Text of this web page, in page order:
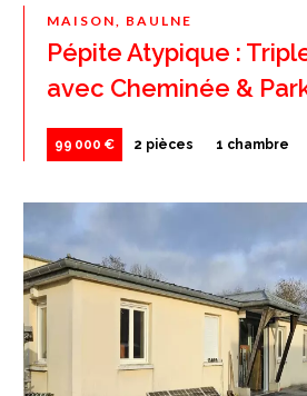
MAISON, BAULNE
Pépite Atypique :
avec Cheminée &
99 000 € 2 pièces 1 chambre